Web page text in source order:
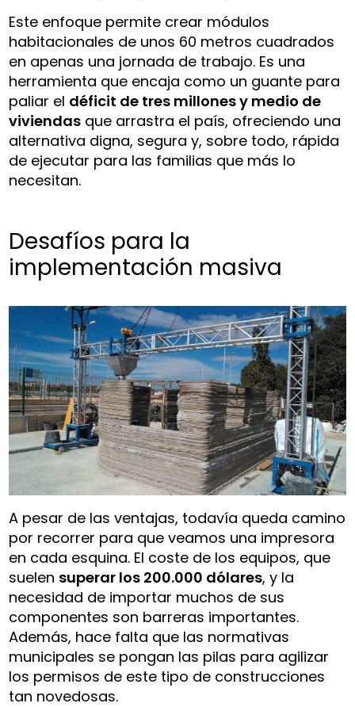
Este enfoque permite crear módulos
habitacionales de unos 60 metros cuadrados
en apenas una jornada de trabajo. Es una
herramienta que encaja como un guante para
paliar el déficit de tres millones y medio de
viviendas que arrastra el país, ofreciendo una
alternativa digna, segura y, sobre todo, rápida
de ejecutar para las familias que más lo
necesitan.
Desafíos para la
implementación masiva
A pesar de las ventajas, todavía queda camino
por recorrer para que veamos una impresora
en cada esquina. El coste de los equipos, que
suelen superar los 200.000 dólares, y la
necesidad de importar muchos de sus
componentes son barreras importantes.
Además, hace falta que las normativas
municipales se pongan las pilas para agilizar
los permisos de este tipo de construcciones
tan novedosas.